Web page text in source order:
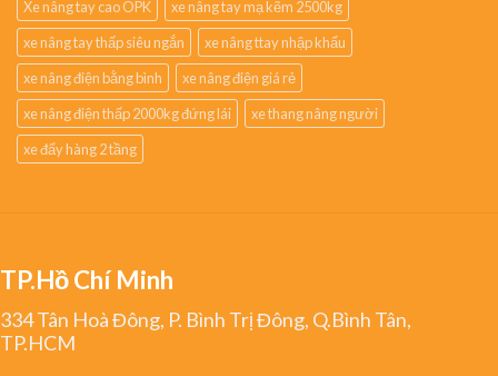
Xe nâng tay cao OPK
xe nâng tay mạ kẽm 2500kg
xe nâng tay thấp siêu ngắn
xe nâng ttay nhập khẩu
xe nâng điện bằng bình
xe nâng điện giá rẻ
xe nâng điện thấp 2000kg đứng lái
xe thang nâng người
xe đẩy hàng 2 tầng
TP.Hồ Chí Minh
334 Tân Hoà Đông, P. Bình Trị Đông, Q.Bình Tân,
TP.HCM